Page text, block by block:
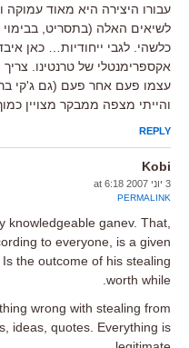
עבורו היצירה היא מאוד
לשיאים האלה (בתסריט,
כלשהי. לגבי ייחודיות… כאן
אקספרימנטלי של טרנטינו.
עצמו פעם אחר פעם (גם ג'קי
והייתי מצפה ממבקר מצויין
REPLY
Kobi
3 יוני 2007 at 6:18
PERMALINK
knowledgeable ganev. That,
to everyone, is a given.
the outcome of his stealing
worth while.
wrong with stealing from
ideas, quotes. Everything is